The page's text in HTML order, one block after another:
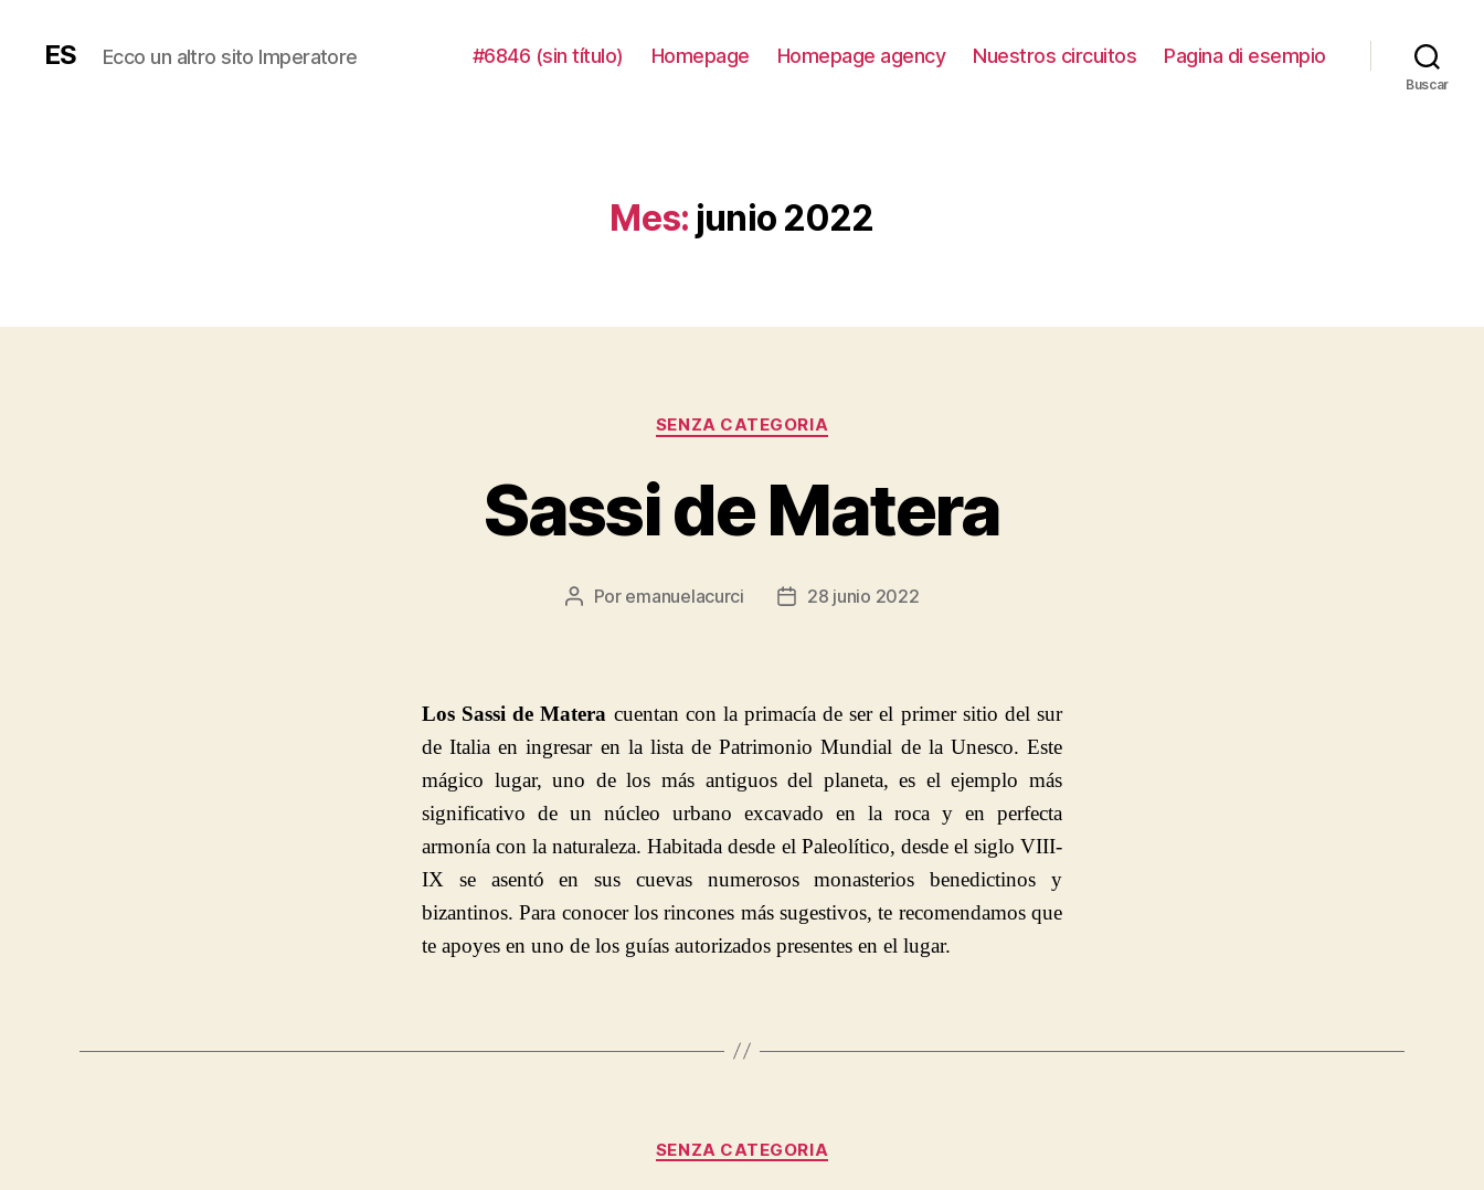
ES Ecco un altro sito Imperatore #6846 (sin título) Homepage Homepage agency Nuestros circuitos Pagina di esempio
Buscar
Mes: junio 2022
Categorías
SENZA CATEGORIA
Sassi de Matera
Autor
Por emanuelacurci
Fecha28 junio 2022
Los Sassi de Matera cuentan con la primacía de ser el primer sitio del sur
de Italia en ingresar en la lista de Patrimonio Mundial de la Unesco. Este
mágico lugar, uno de los más antiguos del planeta, es el ejemplo más
significativo de un núcleo urbano excavado en la roca y en perfecta
armonía con la naturaleza. Habitada desde el Paleolítico, desde el siglo VIII-
IX se asentó en sus cuevas numerosos monasterios benedictinos y
bizantinos. Para conocer los rincones más sugestivos, te recomendamos que
te apoyes en uno de los guías autorizados presentes en el lugar.
Categorías
SENZA CATEGORIA